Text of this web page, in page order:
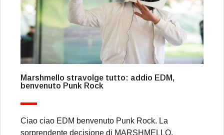
Marshmello stravolge tutto: addio EDM,
benvenuto Punk Rock
Ciao ciao EDM benvenuto Punk Rock. La
sorprendente decisione di MARSHMELLO.